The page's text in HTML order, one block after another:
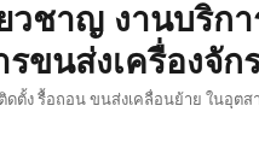
ชาญ งานบริก
ขนส่งเครื่องจัก
ดตั้ง รื้อถอน ขนส่งเคลื่อนย้าย ในอุต